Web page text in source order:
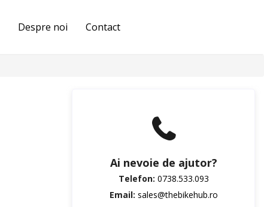
Despre noi Contact
Ai nevoie de ajutor?
Telefon: 0738.533.093
Email: sales@thebikehub.ro
Termoscud®